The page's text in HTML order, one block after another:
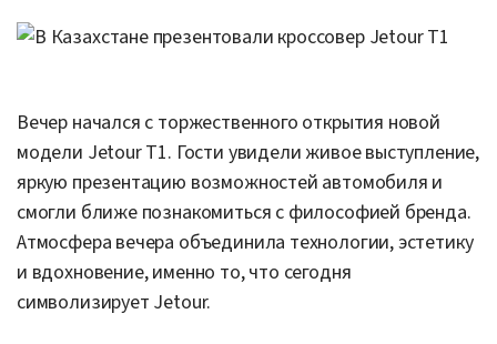
Вечер начался с торжественного открытия новой
модели Jetour T1. Гости увидели живое выступление,
яркую презентацию возможностей автомобиля и
смогли ближе познакомиться с философией бренда.
Атмосфера вечера объединила технологии, эстетику
и вдохновение, именно то, что сегодня
символизирует Jetour.